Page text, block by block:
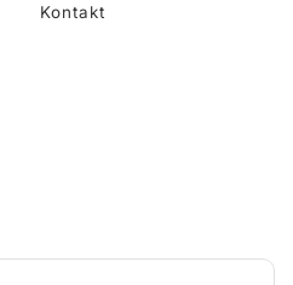
Kontakt